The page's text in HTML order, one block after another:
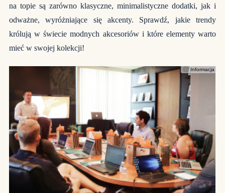
na topie są zarówno klasyczne, minimalistyczne dodatki, jak i
odważne, wyróżniające się akcenty. Sprawdź, jakie trendy
królują w świecie modnych akcesoriów i które elementy warto
mieć w swojej kolekcji!